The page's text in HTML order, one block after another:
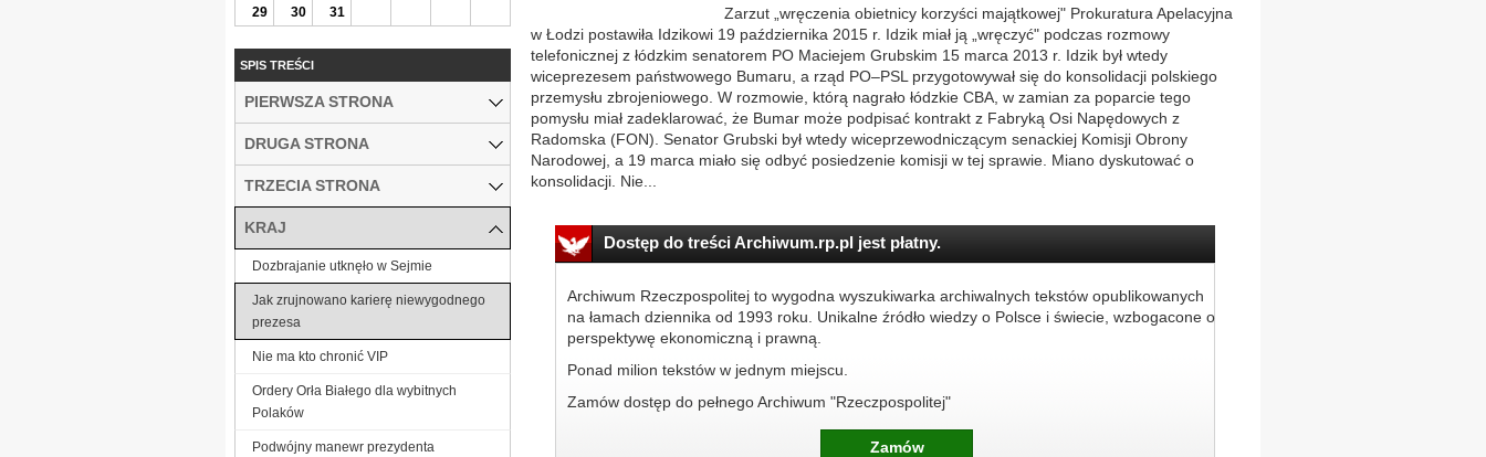
Zarzut „wręczenia obietnicy korzyści majątkowej" Prokuratura Apelacyjna
w Łodzi postawiła Idzikowi 19 października 2015 r. Idzik miał ją „wręczyć" podczas rozmowy
telefonicznej z łódzkim senatorem PO Maciejem Grubskim 15 marca 2013 r. Idzik był wtedy
wiceprezesem państwowego Bumaru, a rząd PO–PSL przygotowywał się do konsolidacji polskiego
przemysłu zbrojeniowego. W rozmowie, którą nagrało łódzkie CBA, w zamian za poparcie tego
pomysłu miał zadeklarować, że Bumar może podpisać kontrakt z Fabryką Osi Napędowych z
Radomska (FON). Senator Grubski był wtedy wiceprzewodniczącym senackiej Komisji Obrony
Narodowej, a 19 marca miało się odbyć posiedzenie komisji w tej sprawie. Miano dyskutować o
konsolidacji. Nie...
Dostęp do treści Archiwum.rp.pl jest płatny.
Archiwum Rzeczpospolitej to wygodna wyszukiwarka archiwalnych tekstów opublikowanych
na łamach dziennika od 1993 roku. Unikalne źródło wiedzy o Polsce i świecie, wzbogacone o
perspektywę ekonomiczną i prawną.
Ponad milion tekstów w jednym miejscu.
Zamów dostęp do pełnego Archiwum "Rzeczpospolitej"
Zamów
29
30 31
SPIS TREŚCI
PIERWSZA STRONA
DRUGA STRONA
TRZECIA STRONA
KRAJ
Dozbrajanie utknęło w Sejmie
Jak zrujnowano karierę niewygodnego
prezesa
Nie ma kto chronić VIP
Ordery Orła Białego dla wybitnych
Polaków
Podwójny manewr prezydenta